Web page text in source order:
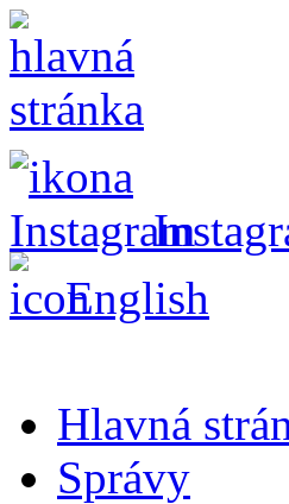
English
Hlavná
Správy